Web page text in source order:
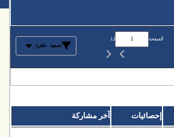
الصفحة لـ1
تصفية - فلترة
إحصائيات آخر مشاركة